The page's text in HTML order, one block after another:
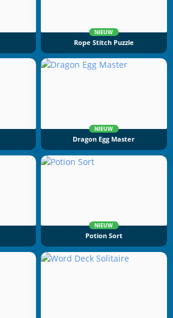
NIEUW
Rope Stitch Puzzle
NIEUW
Dragon Egg Master
NIEUW
Potion Sort